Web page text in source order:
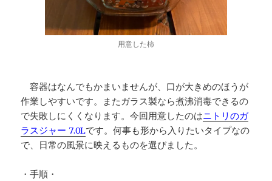
用意した柿
容器はなんでもかまいませんが、口が大きめのほうが
作業しやすいです。またガラス製なら煮沸消毒できるの
で失敗しにくくなります。今回用意したのはニトリのガ
ラスジャー 7.0Lです。何事も形から入りたいタイプなの
で、日常の風景に映えるものを選びました。
・手順・